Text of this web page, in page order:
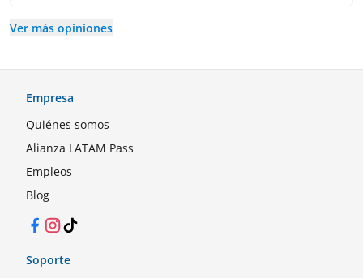
Ver más opiniones
Empresa
Quiénes somos
Alianza LATAM Pass
Empleos
Blog
Facebook
Instagram
TikTok
Soporte